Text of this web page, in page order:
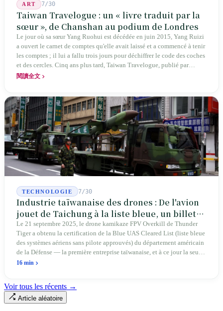
ART 7/30
Taiwan Travelogue : un « livre traduit par la
sœur », de Chanshan au podium de Londres
Le jour où sa sœur Yang Ruohui est décédée en juin 2015, Yang Ruizi
a ouvert le carnet de comptes qu'elle avait laissé et a commencé à tenir
les comptes ; il lui a fallu trois jours pour déchiffrer le code des coches
et des cercles. Cinq ans plus tard, Taiwan Travelogue, publié par
Chanshan, portait la mention « par Chihako Aoyama, traduit par Yang
traduit un livre inexistant sous le nom de sa sœur.
閱讀全文
TECHNOLOGIE 7/30
Industrie taïwanaise des drones : De l'avion
jouet de Taichung à la liste bleue, un billet
d'entrée pour Thunder Tiger
Le 21 septembre 2025, le drone kamikaze FPV Overkill de Thunder
Tiger a obtenu la certification de la Blue UAS Cleared List (liste bleue
des systèmes aériens sans pilote approuvés) du département américain
de la Défense — la première entreprise taïwanaise, et à ce jour la seule.
Sur les 39 plateformes de drones finis et les 165 composants de cette
Act pour établir un passage prioritaire pour les fabricants taïwanais ; la
simple existence de ce projet de loi révèle une réalité : Taïwan avance
16 min
Voir tous les récents →
Article aléatoire